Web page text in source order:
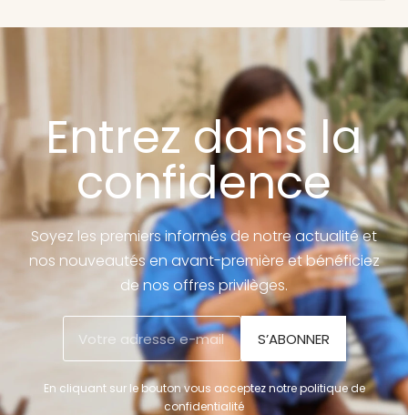
Entrez dans la
confidence
Soyez les premiers informés de notre actualité et
nos nouveautés en avant-première et bénéficiez
de nos offres privilèges.
S’ABONNER
En cliquant sur le bouton vous acceptez notre politique de
confidentialité